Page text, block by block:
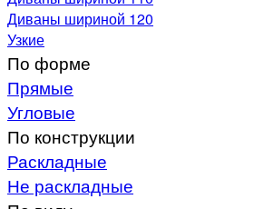
Диваны шириной 120
Узкие
По форме
Прямые
Угловые
По конструкции
Раскладные
Не раскладные